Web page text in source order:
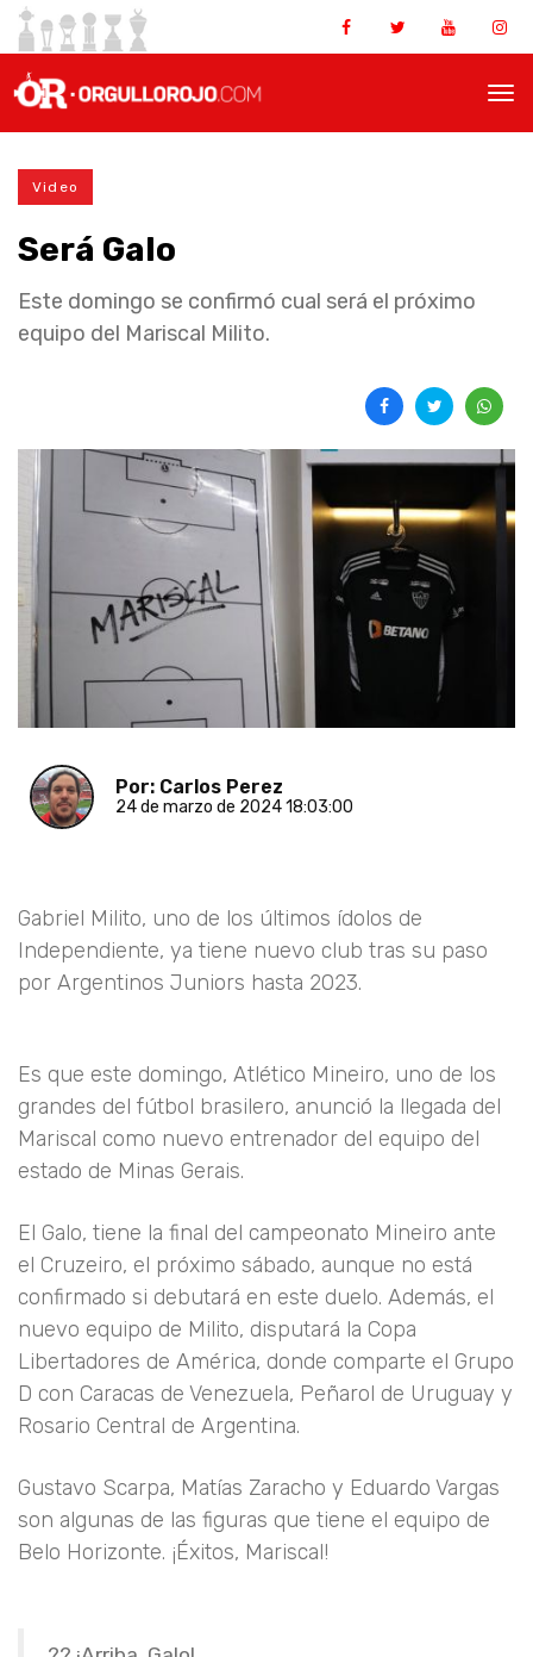
Video
Será Galo
Este domingo se confirmó cual será el próximo
equipo del Mariscal Milito.
Por: Carlos Perez
24 de marzo de 2024 18:03:00
Gabriel Milito, uno de los últimos ídolos de
Independiente, ya tiene nuevo club tras su paso
por Argentinos Juniors hasta 2023.
Es que este domingo, Atlético Mineiro, uno de los
grandes del fútbol brasilero, anunció la llegada del
Mariscal como nuevo entrenador del equipo del
estado de Minas Gerais.
El Galo, tiene la final del campeonato Mineiro ante
el Cruzeiro, el próximo sábado, aunque no está
confirmado si debutará en este duelo. Además, el
nuevo equipo de Milito, disputará la Copa
Libertadores de América, donde comparte el Grupo
D con Caracas de Venezuela, Peñarol de Uruguay y
Rosario Central de Argentina.
Gustavo Scarpa, Matías Zaracho y Eduardo Vargas
son algunas de las figuras que tiene el equipo de
Belo Horizonte. ¡Éxitos, Mariscal!